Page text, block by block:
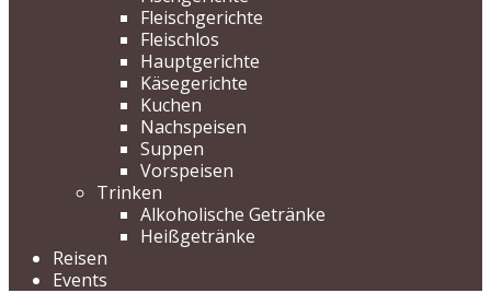
Fleischgerichte
Fleischlos
Hauptgerichte
Käsegerichte
Kuchen
Nachspeisen
Suppen
Vorspeisen
Trinken
Alkoholische Getränke
Heißgetränke
Reisen
Events